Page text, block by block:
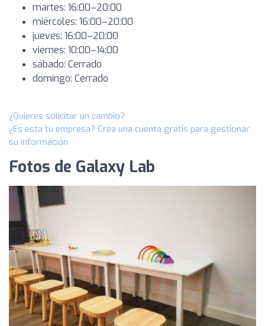
martes: 16:00–20:00
miércoles: 16:00–20:00
jueves: 16:00–20:00
viernes: 10:00–14:00
sábado: Cerrado
domingo: Cerrado
¿Quieres solicitar un cambio?
¿Es esta tu empresa? Crea una cuenta gratis para gestionar
su información
Fotos de Galaxy Lab